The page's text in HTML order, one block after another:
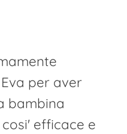
per aver
bambina
efficace e